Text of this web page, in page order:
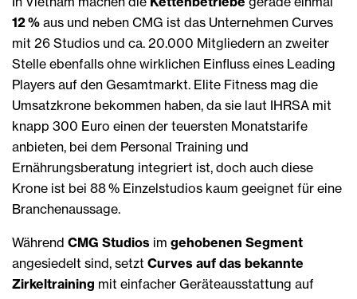
12 % aus und neben CMG ist das Unternehmen Curves
mit 26 Studios und ca. 20.000 Mitgliedern an zweiter
Stelle ebenfalls ohne wirklichen Einfluss eines Leading
Players auf den Gesamtmarkt. Elite Fitness mag die
Umsatzkrone bekommen haben, da sie laut IHRSA mit
knapp 300 Euro einen der teuersten Monatstarife
anbieten, bei dem Personal Training und
Ernährungsberatung integriert ist, doch auch diese
Krone ist bei 88 % Einzelstudios kaum geeignet für eine
Branchenaussage.
Während CMG Studios im gehobenen Segment
angesiedelt sind, setzt Curves auf das bekannte
Zirkeltraining mit einfacher Geräteausstattung auf